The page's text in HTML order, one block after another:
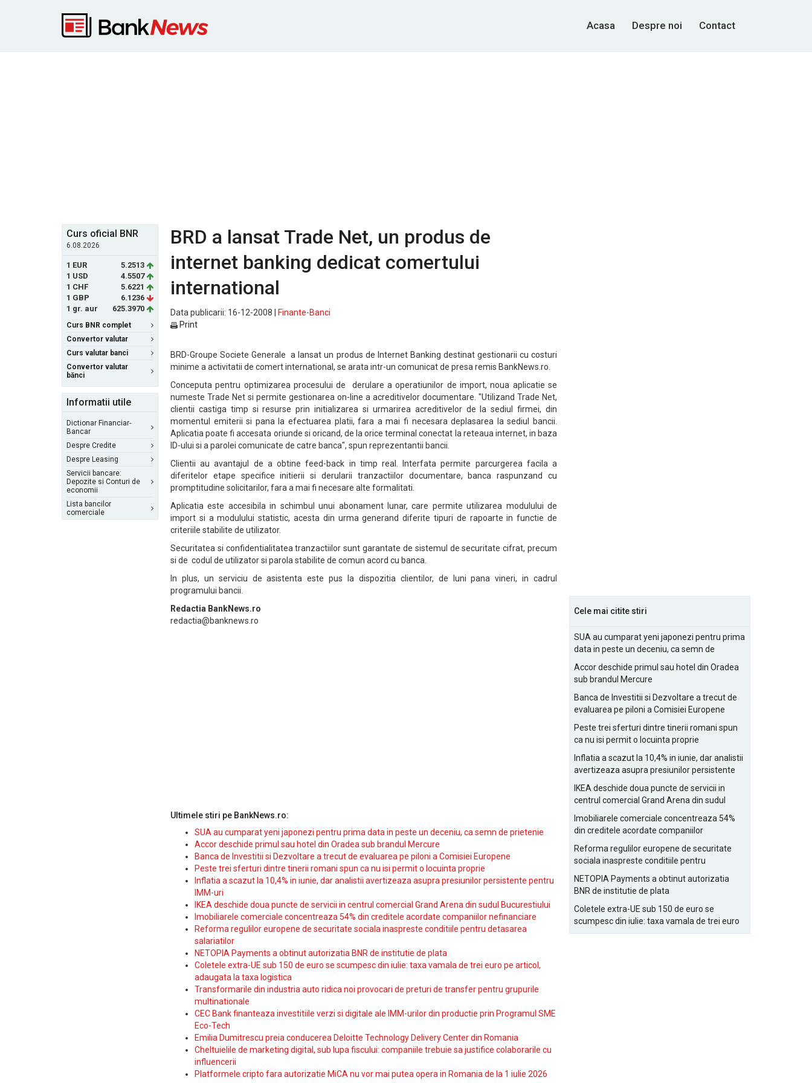
Acasa Despre noi Contact
Curs oficial BNR
6.08.2026
1 EUR
5.2513
1 USD
4.5507
1 CHF
5.6221
1 GBP
6.1236
1 gr. aur
625.3970
Curs BNR complet
Convertor valutar
Curs valutar banci
Convertor valutar
bănci
Informatii utile
Dictionar Financiar-
Bancar
Despre Credite
Despre Leasing
Servicii bancare:
Depozite si Conturi de
economii
Lista bancilor
comerciale
BRD a lansat Trade Net, un produs de
internet banking dedicat comertului
international
Data publicarii: 16-12-2008 |
Finante-Banci
Print
BRD-Groupe Societe Generale a lansat un produs de Internet Banking destinat gestionarii cu costuri
minime a activitatii de comert international, se arata intr-un comunicat de presa remis BankNews.ro.
Conceputa pentru optimizarea procesului de derulare a operatiunilor de import, noua aplicatie se
numeste Trade Net si permite gestionarea on-line a acreditivelor documentare. "Utilizand Trade Net,
clientii castiga timp si resurse prin initializarea si urmarirea acreditivelor de la sediul firmei, din
momentul emiterii si pana la efectuarea platii, fara a mai fi necesara deplasarea la sediul bancii.
Aplicatia poate fi accesata oriunde si oricand, de la orice terminal conectat la reteaua internet, in baza
ID-ului si a parolei comunicate de catre banca", spun reprezentantii bancii.
Clientii au avantajul de a obtine feed-back in timp real. Interfata permite parcurgerea facila a
diferitelor etape specifice initierii si derularii tranzactiilor documentare, banca raspunzand cu
promptitudine solicitarilor, fara a mai fi necesare alte formalitati.
Aplicatia este accesibila in schimbul unui abonament lunar, care permite utilizarea modulului de
import si a modulului statistic, acesta din urma generand diferite tipuri de rapoarte in functie de
criteriile stabilite de utilizator.
Securitatea si confidentialitatea tranzactiilor sunt garantate de sistemul de securitate cifrat, precum
si de codul de utilizator si parola stabilite de comun acord cu banca.
In plus, un serviciu de asistenta este pus la dispozitia clientilor, de luni pana vineri, in cadrul
programului bancii.
Redactia BankNews.ro
redactia@banknews.ro
Ultimele stiri pe BankNews.ro:
SUA au cumparat yeni japonezi pentru prima data in peste un deceniu, ca semn de prietenie
Accor deschide primul sau hotel din Oradea sub brandul Mercure
Banca de Investitii si Dezvoltare a trecut de evaluarea pe piloni a Comisiei Europene
Peste trei sferturi dintre tinerii romani spun ca nu isi permit o locuinta proprie
Inflatia a scazut la 10,4% in iunie, dar analistii avertizeaza asupra presiunilor persistente pentru
IMM-uri
IKEA deschide doua puncte de servicii in centrul comercial Grand Arena din sudul Bucurestiului
Imobiliarele comerciale concentreaza 54% din creditele acordate companiilor nefinanciare
Reforma regulilor europene de securitate sociala inaspreste conditiile pentru detasarea
salariatilor
NETOPIA Payments a obtinut autorizatia BNR de institutie de plata
Coletele extra-UE sub 150 de euro se scumpesc din iulie: taxa vamala de trei euro pe articol,
adaugata la taxa logistica
Transformarile din industria auto ridica noi provocari de preturi de transfer pentru grupurile
multinationale
CEC Bank finanteaza investitiile verzi si digitale ale IMM-urilor din productie prin Programul SME
Eco-Tech
Emilia Dumitrescu preia conducerea Deloitte Technology Delivery Center din Romania
Cheltuielile de marketing digital, sub lupa fiscului: companiile trebuie sa justifice colaborarile cu
influencerii
Platformele cripto fara autorizatie MiCA nu vor mai putea opera in Romania de la 1 iulie 2026
Cele mai citite stiri
SUA au cumparat yeni japonezi pentru prima
data in peste un deceniu, ca semn de
Accor deschide primul sau hotel din Oradea
sub brandul Mercure
Banca de Investitii si Dezvoltare a trecut de
evaluarea pe piloni a Comisiei Europene
Peste trei sferturi dintre tinerii romani spun
ca nu isi permit o locuinta proprie
Inflatia a scazut la 10,4% in iunie, dar analistii
avertizeaza asupra presiunilor persistente
IKEA deschide doua puncte de servicii in
centrul comercial Grand Arena din sudul
Imobiliarele comerciale concentreaza 54%
din creditele acordate companiilor
Reforma regulilor europene de securitate
sociala inaspreste conditiile pentru
NETOPIA Payments a obtinut autorizatia
BNR de institutie de plata
Coletele extra-UE sub 150 de euro se
scumpesc din iulie: taxa vamala de trei euro
pe articol, adaugata la taxa logistica